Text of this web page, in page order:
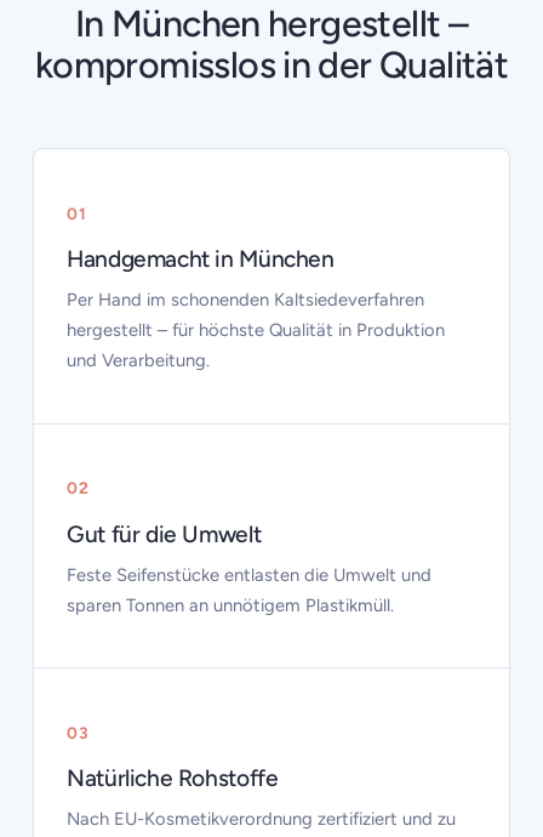
In München hergestellt –
kompromisslos in der Qualität
01
Handgemacht in München
Per Hand im schonenden Kaltsiedeverfahren
hergestellt – für höchste Qualität in Produktion
und Verarbeitung.
02
Gut für die Umwelt
Feste Seifenstücke entlasten die Umwelt und
sparen Tonnen an unnötigem Plastikmüll.
03
Natürliche Rohstoffe
Nach EU-Kosmetikverordnung zertifiziert und zu